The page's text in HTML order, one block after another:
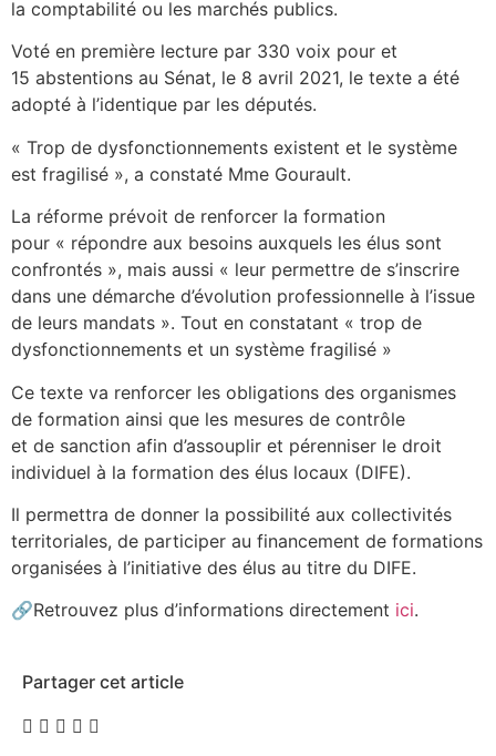
la comptabilité ou les marchés publics.
Voté en première lecture par 330 voix pour et
15 abstentions au Sénat, le 8 avril 2021, le texte a été
adopté à l’identique par les députés.
« Trop de dysfonctionnements existent et le système
est fragilisé », a constaté Mme Gourault.
La réforme prévoit de renforcer la formation
pour « répondre aux besoins auxquels les élus sont
confrontés », mais aussi « leur permettre de s’inscrire
dans une démarche d’évolution professionnelle à l’issue
de leurs mandats ». Tout en constatant « trop de
dysfonctionnements et un système fragilisé »
Ce texte va renforcer les obligations des organismes
de formation ainsi que les mesures de contrôle
et de sanction afin d’assouplir et pérenniser le droit
individuel à la formation des élus locaux (DIFE).
Il permettra de donner la possibilité aux collectivités
territoriales, de participer au financement de formations
organisées à l’initiative des élus au titre du DIFE.
🔗Retrouvez plus d’informations directement ici.
Partager cet article